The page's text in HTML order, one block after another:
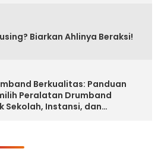
Biarkan Ahlinya Beraksi!
Berkualitas: Panduan
Peralatan Drumband
Sekolah, Instansi, dan